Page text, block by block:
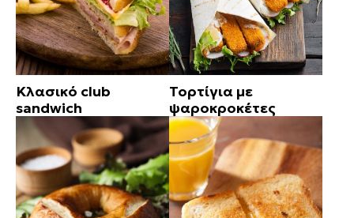
Κλασικό club
sandwich
Τορτίγια με
ψαροκροκέτες